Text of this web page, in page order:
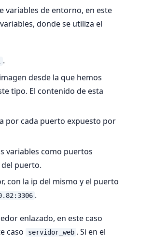
variables de entorno, en este
donde se utiliza el
.
desde la que hemos
tipo. El contenido de esta
por cada puerto expuesto por
variables como puertos
puerto.
con la ip del mismo y el puerto
.
enlazado, en este caso
caso servidor_web . Si en el